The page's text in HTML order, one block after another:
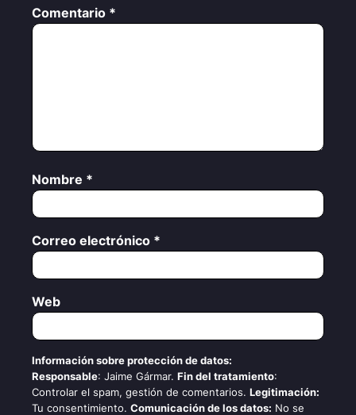
Comentario *
Nombre *
Correo electrónico *
Web
Información sobre protección de datos:
Responsable: Jaime Gármar. Fin del tratamiento:
Controlar el spam, gestión de comentarios. Legitimación:
Tu consentimiento. Comunicación de los datos: No se